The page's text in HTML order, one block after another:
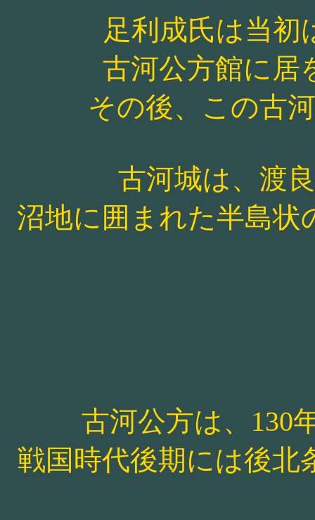
足利成氏は当初
古河公方館に居
その後、この古
古河城は、渡
沼地に囲まれた半島
古河公方は、130
戦国時代後期には後北